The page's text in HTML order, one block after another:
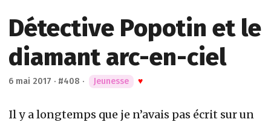
Détective Popotin et le
diamant arc-en-ciel
6 mai 2017 · #408 · Jeunesse ♥
Il y a longtemps que je n’avais pas écrit sur un